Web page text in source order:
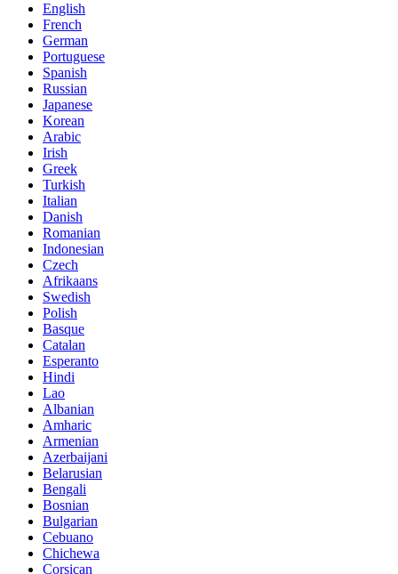
English
French
German
Portuguese
Spanish
Russian
Japanese
Korean
Arabic
Irish
Greek
Turkish
Italian
Danish
Romanian
Indonesian
Czech
Afrikaans
Swedish
Polish
Basque
Catalan
Esperanto
Hindi
Lao
Albanian
Amharic
Armenian
Azerbaijani
Belarusian
Bengali
Bosnian
Bulgarian
Cebuano
Chichewa
Corsican